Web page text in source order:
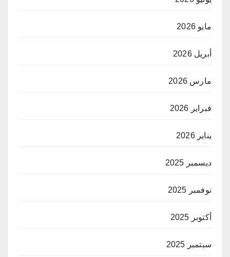
مايو 2026
أبريل 2026
مارس 2026
فبراير 2026
يناير 2026
ديسمبر 2025
نوفمبر 2025
أكتوبر 2025
سبتمبر 2025